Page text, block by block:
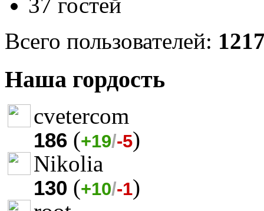
37 гостей
Всего пользователей:
Наша гордость
cvetercom
186 (+19/-5)
Nikolia
130 (+10/-1)